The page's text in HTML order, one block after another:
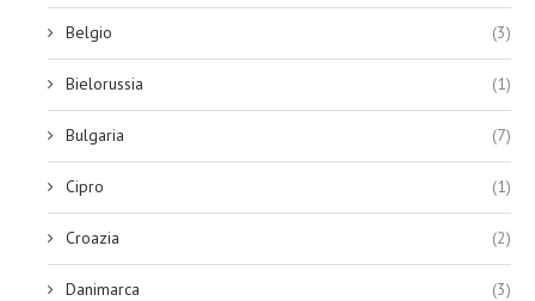
Belgio (3)
Bielorussia (1)
Bulgaria (7)
Cipro (1)
Croazia (2)
Danimarca (3)